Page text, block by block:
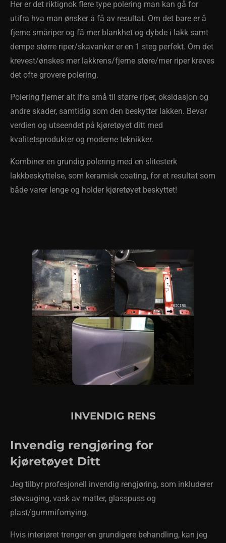
Her er det riktignok flere type polering man kan gå for
utifra hva man ønsker å få av resultat. Om det bare er å
fjerne småriper og få mer blankhet og dybde i lakk samt
dempe større riper/skavanker er en 1 steg perfekt. Om det
krevest/ønskes mer lakkrens/fjerne støre/mer riper kreves
det ofte grovere polering.
Polering fjerner alt ifra små til større riper, oksidasjon og
andre skader, samtidig som den beskytter lakken. Bevar
verdien og utseendet på kjøretøyet ditt med
kvalitetsprodukter og moderne teknikker.
Kombiner en grundig polering med en slitesterk
lakkbeskyttelse, som keramisk coating, for et resultat som
både varer lenge og holder kjøretøyet beskyttet!
INVENDIG RENS
Invendig rengjøring for
kjøretøyet Ditt
Jeg tilbyr profesjonell invendig rengjøring, som inkluderer
støvsuging, vask av matter, glasspuss og
plast/gummifornying.
Hvis interiøret trenger en grundigere behandling, kan jeg